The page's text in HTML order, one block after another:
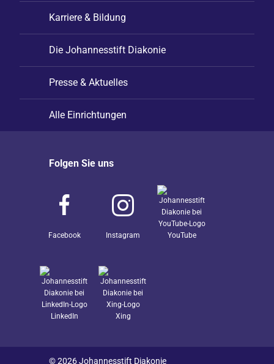
Karriere & Bildung
Die Johannesstift Diakonie
Presse & Aktuelles
Alle Einrichtungen
Folgen Sie uns
Facebook Instagram YouTube
LinkedIn Xing
© 2026 Johannesstift Diakonie